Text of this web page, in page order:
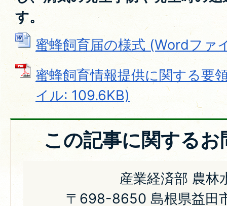
す。
蜜蜂飼育届の様式 (Wordファ
蜜蜂飼育情報提供に関する要
イル: 109.6KB)
この記事に関する
産業経済部 農林
〒698-8650 島根県益田